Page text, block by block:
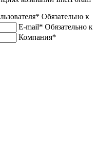
Обязательно к
E-mail* Обязательно к
Компания*